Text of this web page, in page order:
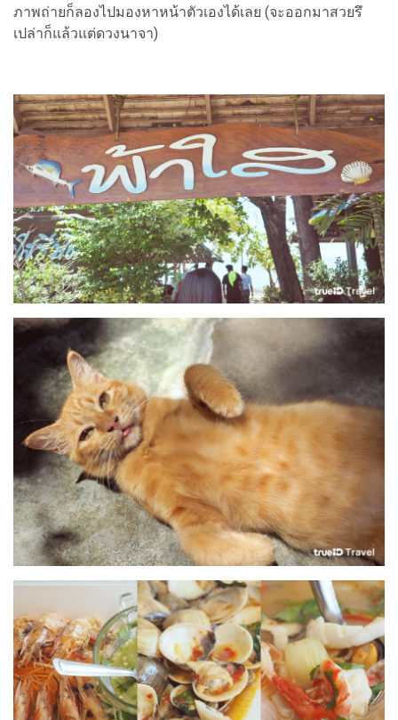
ภาพถ่ายก็ลองไปมองหาหน้าตัวเองได้เลย (จะออกมาสวยรึ
เปล่าก็แล้วแต่ดวงนาจา)